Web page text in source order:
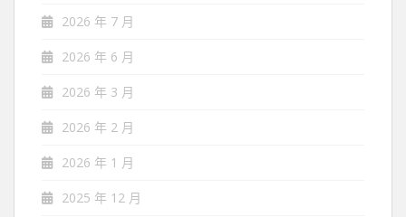
2026 年 7 月
2026 年 6 月
2026 年 3 月
2026 年 2 月
2026 年 1 月
2025 年 12 月